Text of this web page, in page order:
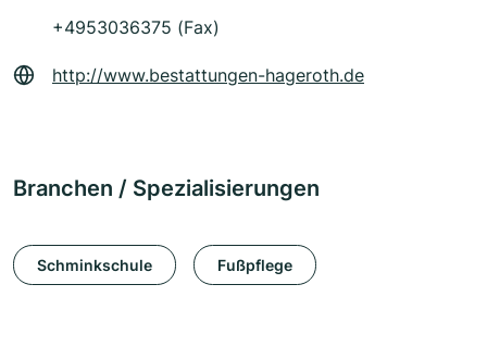
+4953036375 (Fax)
http://www.bestattungen-hageroth.de
Branchen / Spezialisierungen
Schminkschule Fußpflege